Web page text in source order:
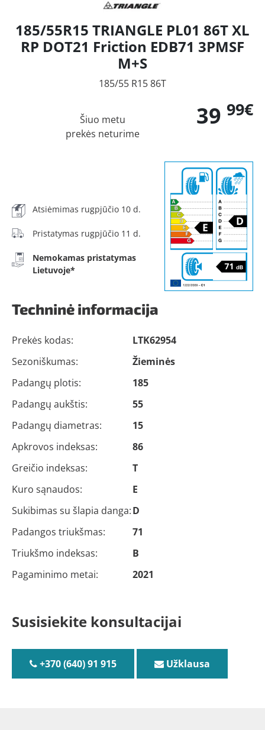
185/55R15 TRIANGLE PL01 86T XL
RP DOT21 Friction EDB71 3PMSF
M+S
185/55 R15 86T
39 99€
Šiuo metu
prekės neturime
Atsiėmimas rugpjūčio 10 d.
Pristatymas rugpjūčio 11 d.
Nemokamas pristatymas
Lietuvoje*
Techninė informacija
Prekės kodas:
LTK62954
Sezoniškumas:
Žieminės
Padangų plotis:
185
Padangų aukštis:
55
Padangų diametras:
15
Apkrovos indeksas:
86
Greičio indeksas:
T
Kuro sąnaudos:
E
Sukibimas su šlapia danga:D
Padangos triukšmas:
71
Triukšmo indeksas:
B
Pagaminimo metai:
2021
Susisiekite konsultacijai
+370 (640) 91 915 Užklausa